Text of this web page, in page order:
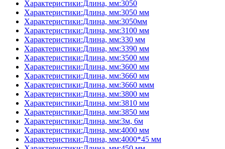
Характеристики:Длина, мм:3050
Характеристики:Длина, мм:3050 мм
Характеристики:Длина, мм:3050мм
Характеристики:Длина, мм:3100 мм
Характеристики:Длина, мм:330 мм
Характеристики:Длина, мм:3390 мм
Характеристики:Длина, мм:3500 мм
Характеристики:Длина, мм:3600 мм
Характеристики:Длина, мм:3660 мм
Характеристики:Длина, мм:3660 ммм
Характеристики:Длина, мм:3800 мм
Характеристики:Длина, мм:3810 мм
Характеристики:Длина, мм:3850 мм
Характеристики:Длина, мм:3м, 6м
Характеристики:Длина, мм:4000 мм
Характеристики:Длина, мм:4000*45 мм